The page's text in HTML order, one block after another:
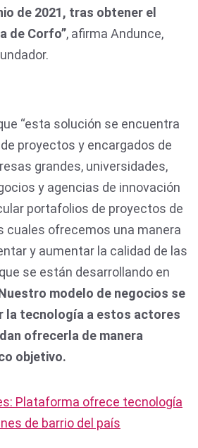
de 2021, tras obtener el
de Corfo”, afirma Andunce,
“esta solución se encuentra
proyectos y encargados de
grandes, universidades,
y agencias de innovación
portafolios de proyectos de
cuales ofrecemos una manera
y aumentar la calidad de las
se están desarrollando en
modelo de negocios se
la tecnología a estos actores
ofrecerla de manera
objetivo.
Plataforma ofrece tecnología
de barrio del país